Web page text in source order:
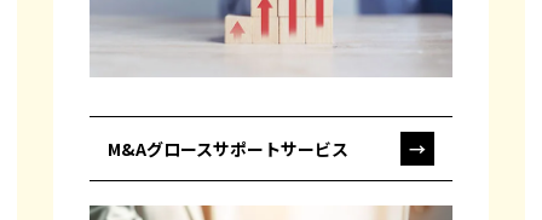
M&Aグロースサポートサービス →